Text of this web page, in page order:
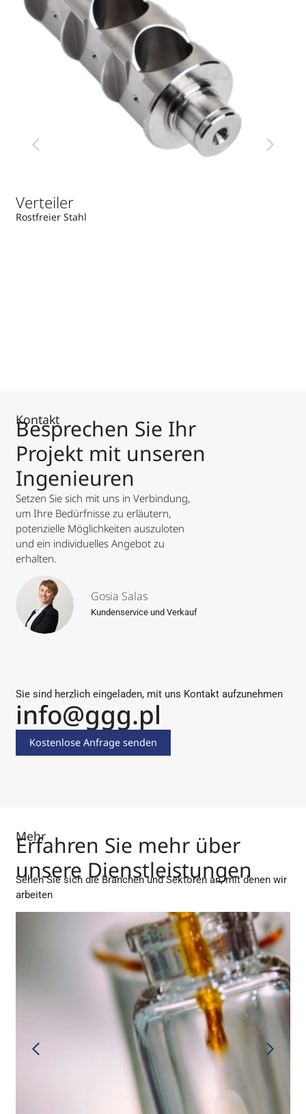
Verteiler
Rostfreier Stahl
Kontakt
Besprechen Sie Ihr
Projekt mit unseren
Ingenieuren
Setzen Sie sich mit uns in Verbindung,
um Ihre Bedürfnisse zu erläutern,
potenzielle Möglichkeiten auszuloten
und ein individuelles Angebot zu
erhalten.
Gosia Salas
Kundenservice und Verkauf
Sie sind herzlich eingeladen, mit uns Kontakt aufzunehmen
info@ggg.pl
Kostenlose Anfrage senden
Mehr
Erfahren Sie mehr über
unsere Dienstleistungen
Sehen Sie sich die Branchen und Sektoren an, mit denen wir
arbeiten